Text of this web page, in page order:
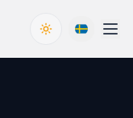
Toggle theme